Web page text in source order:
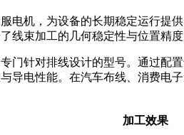
电机，为设备的长期稳定运行提
线束加工的几何稳定性与位置精
门针对排线设计的型号。通过配
导电性能。在汽车布线、消费电
加工效果